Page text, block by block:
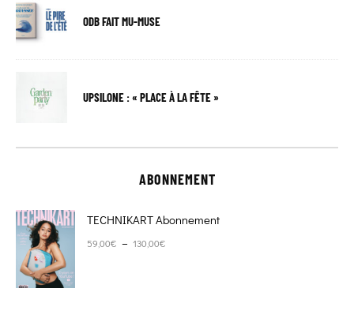
ODB FAIT MU-MUSE
UPSILONE : « PLACE À LA FÊTE »
ABONNEMENT
TECHNIKART Abonnement
59,00€ – 130,00€